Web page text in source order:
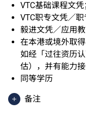
VTC基础课程文
VTC职专文凭／
毅进文凭／应用
在本港或境外取
如经「过往资历
估），并有能力
同等学历
备注